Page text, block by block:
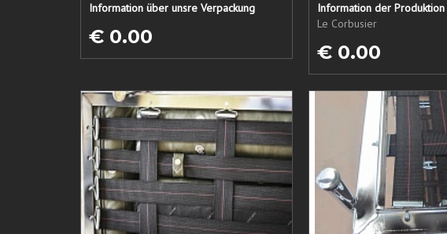
Information über unsre Verpackung
€ 0.00
Information der Produktion
Le Corbusier
€ 0.00